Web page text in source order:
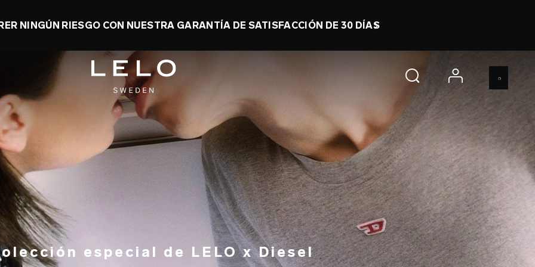
UN 50% Y LLÉVATE UN JUGUETE DE REGALO 0 d 8 h 9 m 44 s COMPRA YA
account
especial de LELO x Diesel